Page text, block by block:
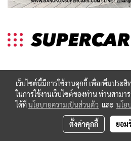
เว็บไซต์นี้มีการใช้งานคุกกี้ เพื่อเพิ่มปร
ในการใช้งานเว็บไซต์ของท่าน ท่านสามา
ได้ที่นโยบายความเป็นส่วนตัว และ นโย
ตั้งค่าคุกกี้ ยอม